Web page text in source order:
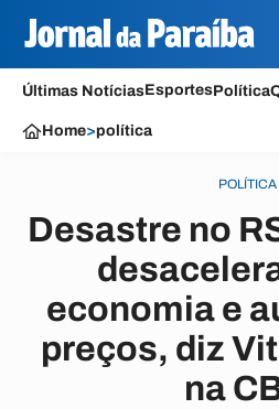
Últimas NotíciasEsportesPolítica
Home>política
POLÍTICA
Desastre no
economia e
preços, diz
na